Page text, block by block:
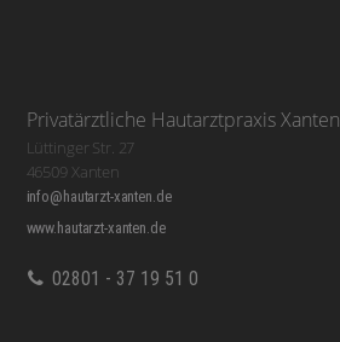
Privatärztliche Hautarztpraxis Xanten
Lüttinger Str. 27
46509 Xanten
info@hautarzt-xanten.de
www.hautarzt-xanten.de
02801 - 37 19 51 0